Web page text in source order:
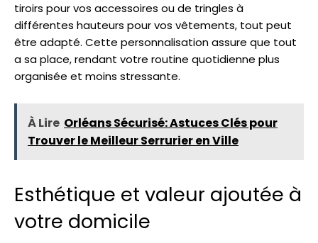
tiroirs pour vos accessoires ou de tringles à
différentes hauteurs pour vos vêtements, tout peut
être adapté. Cette personnalisation assure que tout
a sa place, rendant votre routine quotidienne plus
organisée et moins stressante.
À Lire Orléans Sécurisé: Astuces Clés pour
Trouver le Meilleur Serrurier en Ville
Esthétique et valeur ajoutée à
votre domicile